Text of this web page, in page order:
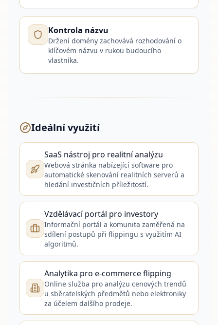
Kontrola názvu
Držení domény zachovává rozhodování o
klíčovém názvu v rukou budoucího
vlastníka.
Ideální využití
SaaS nástroj pro realitní analýzu
Webová stránka nabízející software pro
automatické skenování realitních serverů a
hledání investičních příležitostí.
Vzdělávací portál pro investory
Informační portál a komunita zaměřená na
sdílení postupů při flippingu s využitím AI
algoritmů.
Analytika pro e-commerce flipping
Online služba pro analýzu cenových trendů
u sběratelských předmětů nebo elektroniky
za účelem dalšího prodeje.